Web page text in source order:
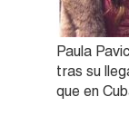
Paula
tras su
que en